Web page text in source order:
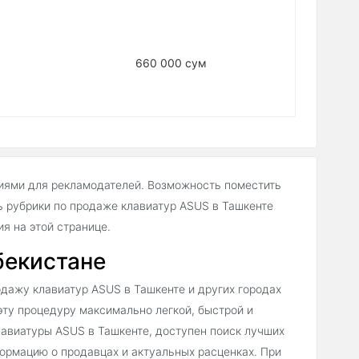
660 000 сум
для рекламодателей. Возможность поместить
по продаже клавиатур ASUS в Ташкенте
на этой странице.
клавиатур ASUS в Ташкенте и других городах
процедуру максимально легкой, быстрой и
ASUS в Ташкенте, доступен поиск лучших
о продавцах и актуальных расценках. При